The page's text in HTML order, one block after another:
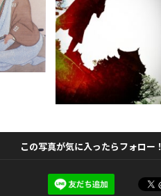
この写真が気に入ったらフォロー！